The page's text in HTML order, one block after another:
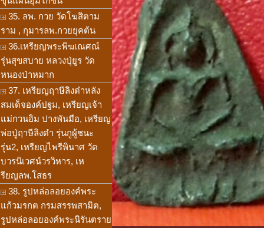
35. ลพ. กวย วัดโฆสิตาม
ราม , กุมารลพ.กวยยุคต้น
36.เหรียญพระพิฆเณศณ์
รุ่นสุขสบาย หลวงปุ่ยูร วัด
หนองป่าหมาก
37. เหรียญฤาษีลิงดำหลัง
สมเด็จองค์ปฐม, เหรียญเจ้า
แม่กวนอิม ปางพันมือ, เหรียญ
พ่อปู่ฤาษีลิงดำ รุ่นกูผู้ชนะ
รุ่น2, เหรียญไพรีพินาศ วัด
บวรนิเวศน์วรวิหาร, เห
รียญลพ.โสธร
38. รูปหล่อลอยองค์พระ
แก้วมรกต กรมสรรพสามิต,
รูปหล่อลอยองค์พระนิรันตราย